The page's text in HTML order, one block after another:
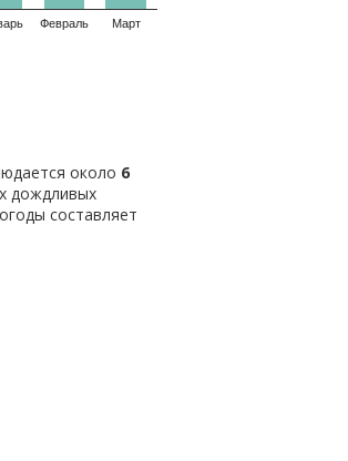
Февраль Март
около 6
дождливых
составляет